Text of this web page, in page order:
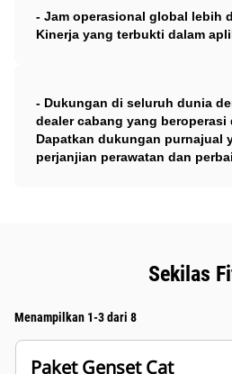
- Jam operasional global lebih
Kinerja yang terbukti dalam
- Dukungan di seluruh dunia
dealer cabang yang beroperasi
Dapatkan dukungan purnajual
perjanjian perawatan dan
Sekilas
Menampilkan 1-3 dari 8
Paket Genset Cat